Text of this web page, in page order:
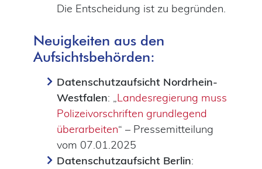
Die Entscheidung ist zu begründen.
Neuigkeiten aus den
Aufsichtsbehörden:
Datenschutzaufsicht Nordrhein-
Westfalen: „Landesregierung muss
Polizeivorschriften grundlegend
überarbeiten“ – Pressemitteilung
vom 07.01.2025
Datenschutzaufsicht Berlin: